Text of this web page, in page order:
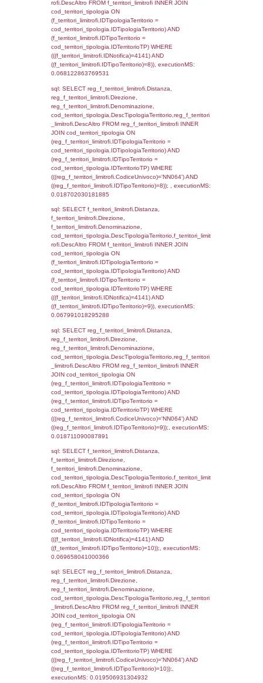
f_territori_limitrofi.Direzione,
f_territori_limitrofi.Denominazione,
f_territori_limitrofi.DescAltro FROM
JOIN cod_territori_tipologia ON
(f_territori_limitrofi.IDTipologiaTerritorio =
cod_territori_tipologia.IDTipologiaTerritorio)
(f_territori_limitrofi.IDTipoTerritorio =
cod_territori_tipologia.IDTerritorioTP)
(((f_territori_limitrofi.IDNotifica)=4141) AND
((f_territori_limitrofi.IDTipoTerritorio)=3)),
0.069751024246216
sql: SELECT
reg_f_territori_limitrofi.Direzione,
reg_f_territori_limitrofi.Denominazione,
reg_f_territori_limitrofi.DescAltro FROM
reg_f_territori_limitrofi INNER JOIN
ON
cod_territori_tipologia.IDTipologiaTerritorio)
(reg_f_territori_limitrofi.IDTipoTerritorio =
cod_territori_tipologia.IDTerritorioTP)
0.019685029983521
sql: SELECT f_territori_limitrofi.Distanza,
f_territori_limitrofi.Direzione,
f_territori_limitrofi.Denominazione,
rofi.DescAltro FROM f_territori_limitrofi
cod_territori_tipologia ON
(f_territori_limitrofi.IDTipologiaTerritorio =
cod_territori_tipologia.IDTipologiaTerritorio)
(f_territori_limitrofi.IDTipoTerritorio =
cod_territori_tipologia.IDTerritorioTP)
(((f_territori_limitrofi.IDNotifica)=4141) AND
((f_territori_limitrofi.IDTipoTerritorio)=4)),
0.071722984313965
sql: SELECT
reg_f_territori_limitrofi.Denominazione,
_limitrofi.DescAltro FROM
JOIN cod_territori_tipologia ON
(reg_f_territori_limitrofi.IDTipologiaTerritorio =
cod_territori_tipologia.IDTipologiaTerritorio)
(reg_f_territori_limitrofi.IDTipoTerritorio =
cod_territori_tipologia.IDTerritorioTP)